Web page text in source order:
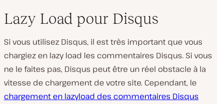
Lazy Load pour Disqus
Si vous utilisez Disqus, il est très important que vous
chargiez en lazy load les commentaires Disqus. Si vous
ne le faites pas, Disqus peut être un réel obstacle à la
vitesse de chargement de votre site. Cependant, le
chargement en lazyload des commentaires Disqus